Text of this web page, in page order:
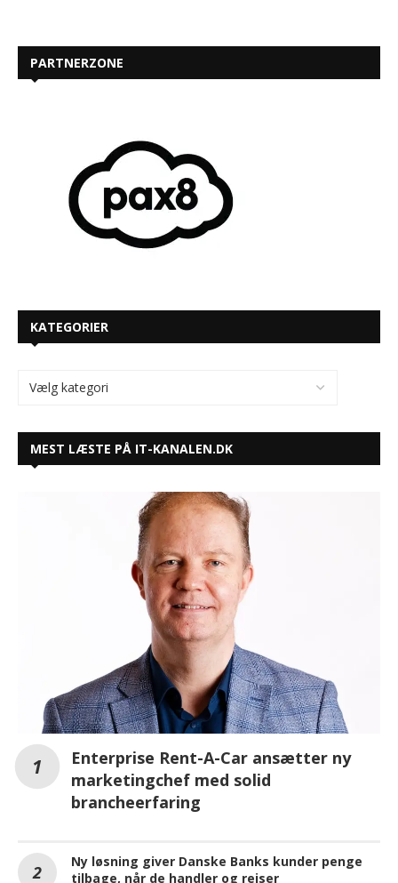
PARTNERZONE
KATEGORIER
MEST LÆSTE PÅ IT-KANALEN.DK
Enterprise Rent-A-Car ansætter ny
marketingchef med solid
brancheerfaring
Ny løsning giver Danske Banks kunder penge
tilbage, når de handler og rejser